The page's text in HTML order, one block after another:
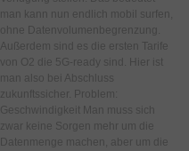
man kann nun endlich mobil surfen,
ohne Datenvolumenbegrenzung.
Außerdem sind es die ersten Tarife
von O2 die 5G-ready sind. Hier ist
man also bei Abschluss
zukunftssicher. Problem:
Geschwindigkeit Man muss sich
zwar keine Sorgen mehr um die
Datenmenge machen, aber um die